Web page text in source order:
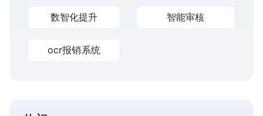
数智化提升 智能审核
ocr报销系统